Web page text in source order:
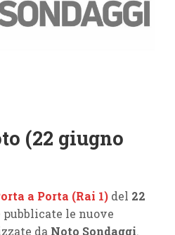
(22 giugno
a Porta (Rai 1) del 22
pubblicate le nuove
da Noto Sondaggi.